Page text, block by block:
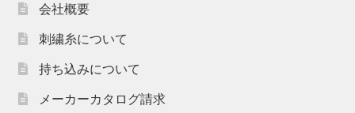
会社概要
刺繍糸について
持ち込みについて
メーカーカタログ請求